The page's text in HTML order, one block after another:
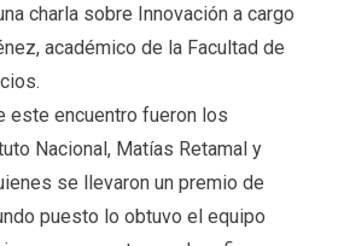
charla sobre Innovación a cargo
académico de la Facultad de
este encuentro fueron los
Nacional, Matías Retamal y
se llevaron un premio de
puesto lo obtuvo el equipo